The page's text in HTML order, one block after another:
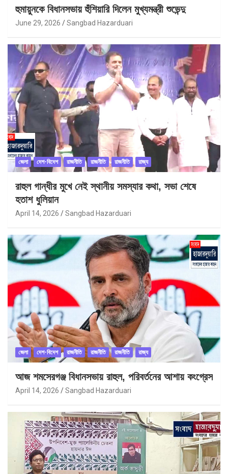
হুমায়ুনকে বিধানসভায় হুঁশিয়ারি দিলেন মুখ্যমন্ত্রী শুভেন্দু
June 29, 2026 Sangbad Hazarduari
জেলা দেশ-বিদেশ রাজনীতি রাজনীতি রাজনীতি রাজ্য
রাহুল গান্ধীর মুখে নেই স্থানীয় সমস্যার কথা, সভা শেষে
হতাশ ধুলিয়ান
April 14, 2026 Sangbad Hazarduari
জেলা দেশ-বিদেশ রাজনীতি রাজনীতি রাজনীতি রাজ্য
আজ শমসেরগঞ্জ বিধানসভায় রাহুল, পরিবর্তনের আশায় কংগ্রেস
April 14, 2026 Sangbad Hazarduari